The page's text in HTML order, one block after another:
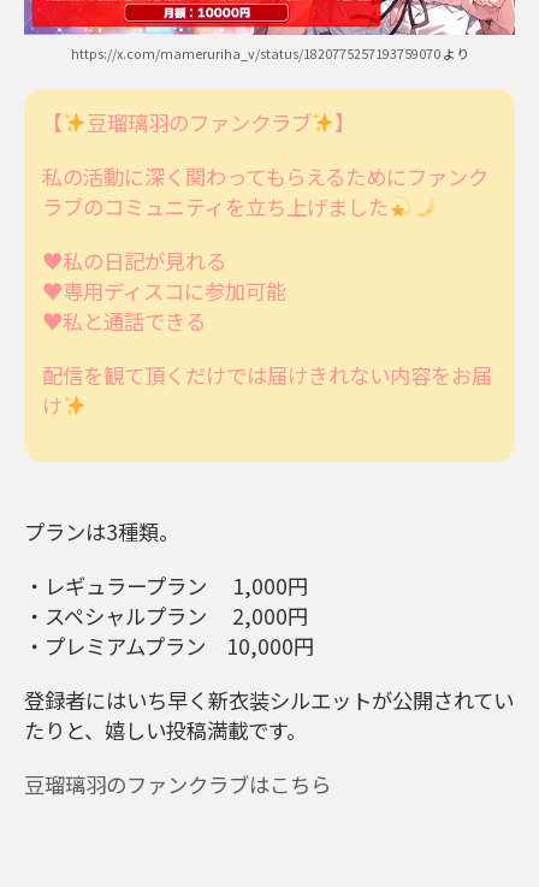
https://x.com/mameruriha_v/status/1820775257193759070より
【 豆瑠璃羽のファンクラブ
】
私の活動に深く関わってもらえるためにファンク
ラブのコミュニティを立ち上げました
♥️私の日記が見れる
♥️専用ディスコに参加可能
♥️私と通話できる
配信を観て頂くだけでは届けきれない内容をお届
け
プランは3種類。
・レギュラープラン 1,000円
・スペシャルプラン 2,000円
・プレミアムプラン 10,000円
登録者にはいち早く新衣装シルエットが公開されてい
たりと、嬉しい投稿満載です。
豆瑠璃羽のファンクラブはこちら